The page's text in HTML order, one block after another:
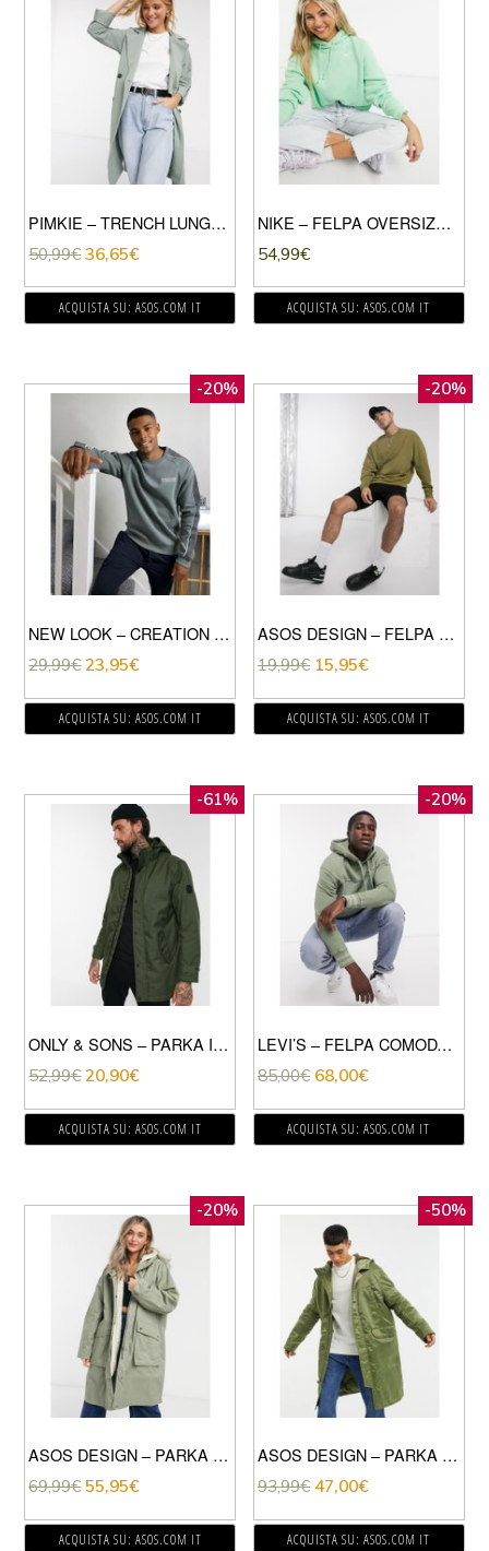
PIMKIE – TRENCH LUNGO VERDE SALVIA
50,99€ 36,65€
ACQUISTA SU: ASOS.COM IT
NIKE – FELPA OVERSIZE CON CAPPUCCIO E LOGO NIKE PICCOLO VERDE FLUO SLAVATO
54,99€
ACQUISTA SU: ASOS.COM IT
-20%
NEW LOOK – CREATION – FELPA KAKI CON MANICHE RAGLAN E RICAMO-VERDE
29,99€ 23,95€
ACQUISTA SU: ASOS.COM IT
-20%
ASOS DESIGN – FELPA OVERSIZE LEGGERA KAKI-VERDE
19,99€ 15,95€
ACQUISTA SU: ASOS.COM IT
-61%
ONLY & SONS – PARKA IMBOTTITO VERDE CON CAPPUCCIO RIMOVIBILE
52,99€ 20,90€
ACQUISTA SU: ASOS.COM IT
-20%
LEVI’S – FELPA COMODA CON CAPPUCCIO E INSERTO CON LOGO SUL PETTO VERDE SLAVATO
85,00€ 68,00€
ACQUISTA SU: ASOS.COM IT
-20%
ASOS DESIGN – PARKA VERDE SALVIA CON FODERA IN ECOPELLICCIA
69,99€ 55,95€
ACQUISTA SU: ASOS.COM IT
-50%
ASOS DESIGN – PARKA LUNGO IN NYLON VERDE LUCIDO
93,99€ 47,00€
ACQUISTA SU: ASOS.COM IT